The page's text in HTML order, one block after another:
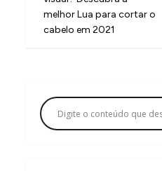
v
e
ç
ã
melhor Lua para cortar o
cabelo em 2021